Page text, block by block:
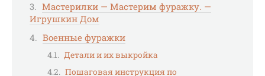
Мастерилки — Мастерим фуражку. —
Игрушкин Дом
Военные фуражки
Детали и их выкройка
Пошаговая инструкция по